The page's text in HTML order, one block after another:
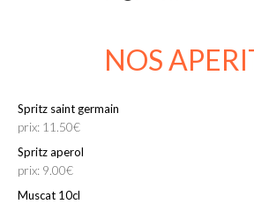
NOS
Spritz saint germain
prix: 11.50€
Spritz aperol
prix: 9.00€
Muscat 10cl